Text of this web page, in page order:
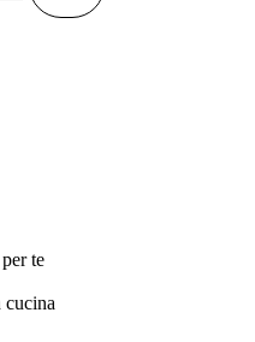
te
cucina